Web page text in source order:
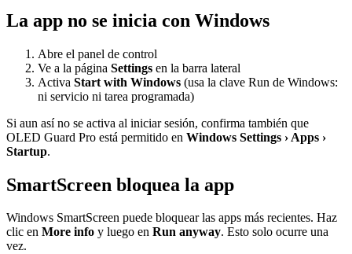
La app no se inicia con Windows
Abre el panel de control
Ve a la página Settings en la barra lateral
Activa Start with Windows (usa la clave Run de Windows:
ni servicio ni tarea programada)
Si aun así no se activa al iniciar sesión, confirma también que
OLED Guard Pro está permitido en Windows Settings › Apps ›
Startup.
SmartScreen bloquea la app
Windows SmartScreen puede bloquear las apps más recientes. Haz
clic en More info y luego en Run anyway. Esto solo ocurre una
vez.